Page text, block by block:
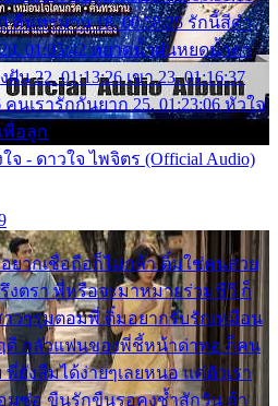
คืนทรมาน 18. 00:58:25 รักนี้สีดำ
01:05:42 หยาดน้ำฝนหยดน้ำตา
ฝัน 22. 01:13:26 เขา 23. 01:16:37
นเรารักกันยาก 25. 01:23:06 หัวใจ
พื่อลูก
จ - ดาวใจ ไพจิตร (Official Audio)
ยากเชื่อถือก็ไม่กล้า ติ๋มใช่คนสวย
งตรา พี่หรือจะมาหมายร่วมชีวี ก็
วๆรุมตอมพี่ ติ๋มอยากรับรักเหมือน
ดี กลัวแฟนของพี่ชี้หน้าด่าทอ ก็คน
ยังลืมได้ง่ายๆเลยหนอ แค่ตัวเรา
มซ่อ ขืนรักขืนรอคงช้ำสักวัน ถ้า